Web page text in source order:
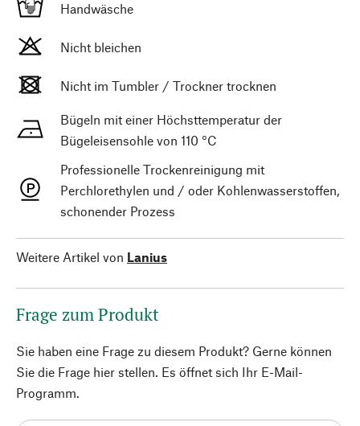
Handwäsche
Nicht bleichen
Nicht im Tumbler / Trockner trocknen
Bügeln mit einer Höchsttemperatur der
Bügeleisensohle von 110 °C
Professionelle Trockenreinigung mit
Perchlorethylen und / oder Kohlenwasserstoffen,
schonender Prozess
Weitere Artikel von Lanius
Frage zum Produkt
Sie haben eine Frage zu diesem Produkt? Gerne können
Sie die Frage hier stellen. Es öffnet sich Ihr E-Mail-
Programm.